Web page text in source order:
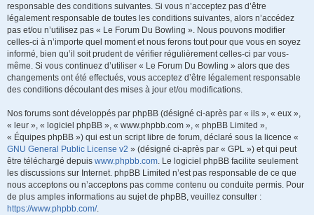
responsable des conditions suivantes. Si vous n’acceptez pas d’être
légalement responsable de toutes les conditions suivantes, alors n’accédez
pas et/ou n’utilisez pas « Le Forum Du Bowling ». Nous pouvons modifier
celles-ci à n’importe quel moment et nous ferons tout pour que vous en soyez
informé, bien qu’il soit prudent de vérifier régulièrement celles-ci par vous-
même. Si vous continuez d’utiliser « Le Forum Du Bowling » alors que des
changements ont été effectués, vous acceptez d’être légalement responsable
des conditions découlant des mises à jour et/ou modifications.
Nos forums sont développés par phpBB (désigné ci-après par « ils », « eux »,
« leur », « logiciel phpBB », « www.phpbb.com », « phpBB Limited »,
« Équipes phpBB ») qui est un script libre de forum, déclaré sous la licence «
GNU General Public License v2 » (désigné ci-après par « GPL ») et qui peut
être téléchargé depuis www.phpbb.com. Le logiciel phpBB facilite seulement
les discussions sur Internet. phpBB Limited n’est pas responsable de ce que
nous acceptons ou n’acceptons pas comme contenu ou conduite permis. Pour
de plus amples informations au sujet de phpBB, veuillez consulter :
https://www.phpbb.com/.